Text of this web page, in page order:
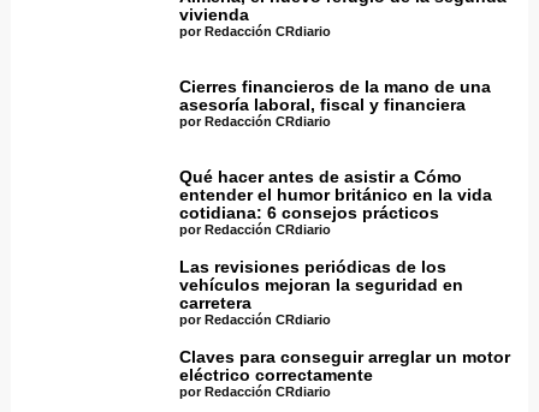
vivienda
por Redacción CRdiario
Cierres financieros de la mano de una
asesoría laboral, fiscal y financiera
por Redacción CRdiario
Qué hacer antes de asistir a Cómo
entender el humor británico en la vida
cotidiana: 6 consejos prácticos
por Redacción CRdiario
Las revisiones periódicas de los
vehículos mejoran la seguridad en
carretera
por Redacción CRdiario
Claves para conseguir arreglar un motor
eléctrico correctamente
por Redacción CRdiario